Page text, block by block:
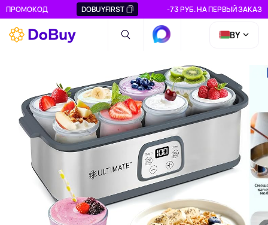
ПРОМОКОД DOBUYFIRST -73 РУБ. НА ПЕРВЫЙ ЗАКАЗ
BY